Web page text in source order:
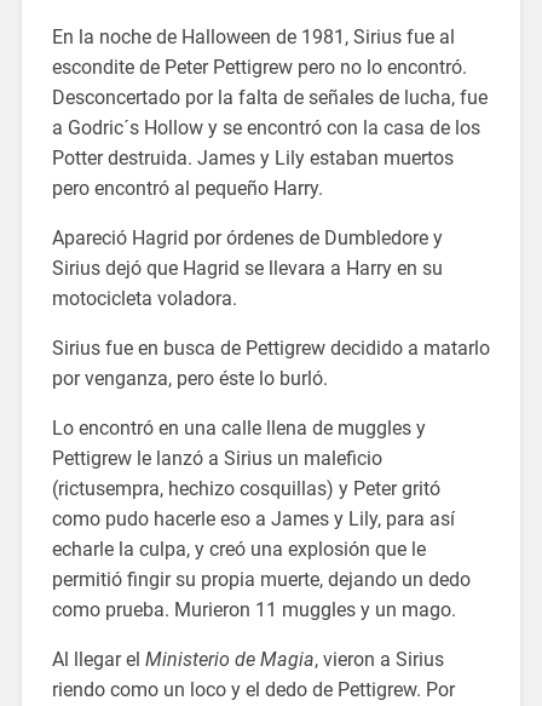
En la noche de Halloween de 1981, Sirius fue al
escondite de Peter Pettigrew pero no lo encontró.
Desconcertado por la falta de señales de lucha, fue
a Godric´s Hollow y se encontró con la casa de los
Potter destruida. James y Lily estaban muertos
pero encontró al pequeño Harry.
Apareció Hagrid por órdenes de Dumbledore y
Sirius dejó que Hagrid se llevara a Harry en su
motocicleta voladora.
Sirius fue en busca de Pettigrew decidido a matarlo
por venganza, pero éste lo burló.
Lo encontró en una calle llena de muggles y
Pettigrew le lanzó a Sirius un maleficio
(rictusempra, hechizo cosquillas) y Peter gritó
como pudo hacerle eso a James y Lily, para así
echarle la culpa, y creó una explosión que le
permitió fingir su propia muerte, dejando un dedo
como prueba. Murieron 11 muggles y un mago.
Al llegar el Ministerio de Magia, vieron a Sirius
riendo como un loco y el dedo de Pettigrew. Por